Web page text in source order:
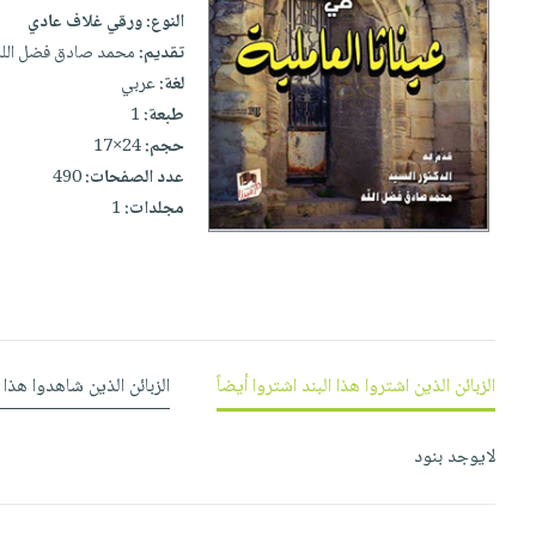
Ai
إختيارات
كتب
أكاديمية
صندوق
القراءة
English
بلا
حدود
أسئلة
يتكرر
طرحها
تحميل
iKitab
تحميل
iKitab
على
أسئلة
يتكرر
طرحها
تحميل
masmu3
على
Android
Apple
المواضيع
الأكثر
مبيعاً
وسائل
تعليمية
صندوق
تعليمية
الصحة
والعناية
الشخصية
جديد
الكل
الشخصية
العناية
وتصفيف
الشعر
بالجسم
جديد
الكل
الطهي
أدوات
الهدايا
أقسام
النوع:ورقي غلاف عادي
تقديم:محمد صادق فضل
لغة:عربي
طبعة:1
حجم:24×17
عدد الصفحات:490
مجلدات:1
الزبائن الذين اشتروا هذا البند اشتروا أيضاً الزبائن الذين شاهدوا
لايوجد بنود